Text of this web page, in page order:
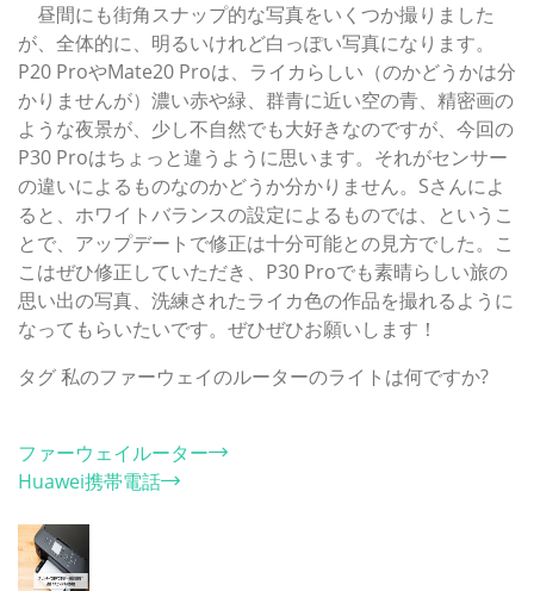
昼間にも街角スナップ的な写真をいくつか撮りました
が、全体的に、明るいけれど白っぽい写真になります。
P20 ProやMate20 Proは、ライカらしい（のかどうかは分
かりませんが）濃い赤や緑、群青に近い空の青、精密画の
ような夜景が、少し不自然でも大好きなのですが、今回の
P30 Proはちょっと違うように思います。それがセンサー
の違いによるものなのかどうか分かりません。Sさんによ
ると、ホワイトバランスの設定によるものでは、というこ
とで、アップデートで修正は十分可能との見方でした。こ
こはぜひ修正していただき、P30 Proでも素晴らしい旅の
思い出の写真、洗練されたライカ色の作品を撮れるように
なってもらいたいです。ぜひぜひお願いします！
タグ私のファーウェイのルーターのライトは何ですか?
ファーウェイルーター
Huawei携帯電話